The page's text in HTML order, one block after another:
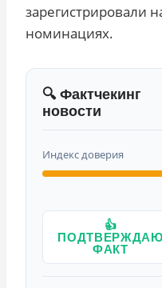
зарегистрировали
номинациях.
🔍 Фактчекинг
новости
Индекс доверия
👍
ПОДТВЕРЖДАЮ
ФАКТ